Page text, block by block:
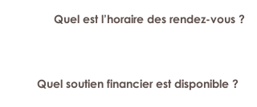
Quel est l’horaire des rendez-vous ?
Quel soutien financier est disponible ?